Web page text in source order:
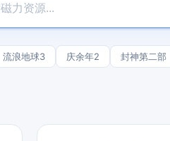
流浪地球3 庆余年2 封神第二部